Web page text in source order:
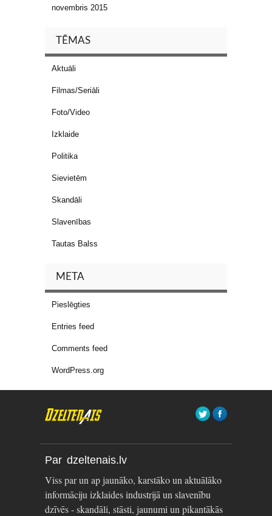
novembris 2015
TĒMAS
Aktuāli
Filmas/Seriāli
Foto/Video
Izklaide
Politika
Sievietēm
Skandāli
Slavenības
Tautas Balss
META
Pieslēgties
Entries feed
Comments feed
WordPress.org
Par dzeltenais.lv
Viss par un ap jaunāko, karstāko un aktuālāko
informāciju izklaides industrijā un slavenību
dzīvēs - skandāli, stāsti, jaunumi un pikantākās